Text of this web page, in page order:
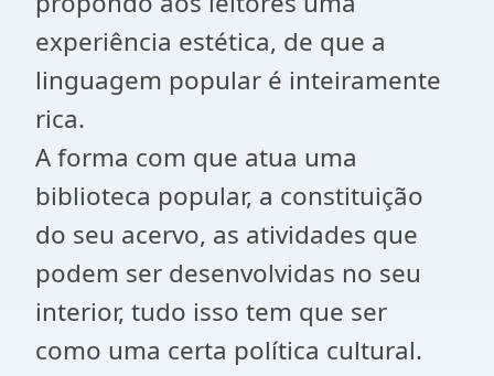
experiência estética, de que a
linguagem popular é inteiramente
rica.
A forma com que atua uma
biblioteca popular, a constituição
do seu acervo, as atividades que
podem ser desenvolvidas no seu
interior, tudo isso tem que ser
como uma certa política cultural.